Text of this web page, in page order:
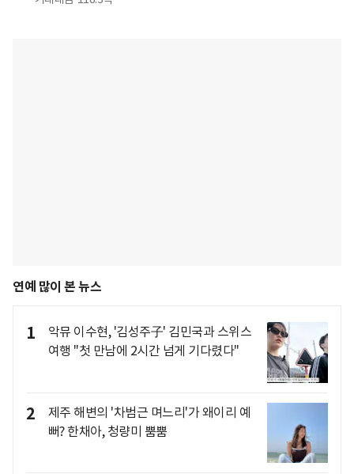
연예 많이 본 뉴스
1
악뮤 이수현, '김성주子' 김민국과 스위스
여행 "첫 만남에 2시간 넘게 기다렸다"
2
제주 해변의 '차범근 며느리'가 왜이리 예
뻐? 한채아, 청량미 뿜뿜